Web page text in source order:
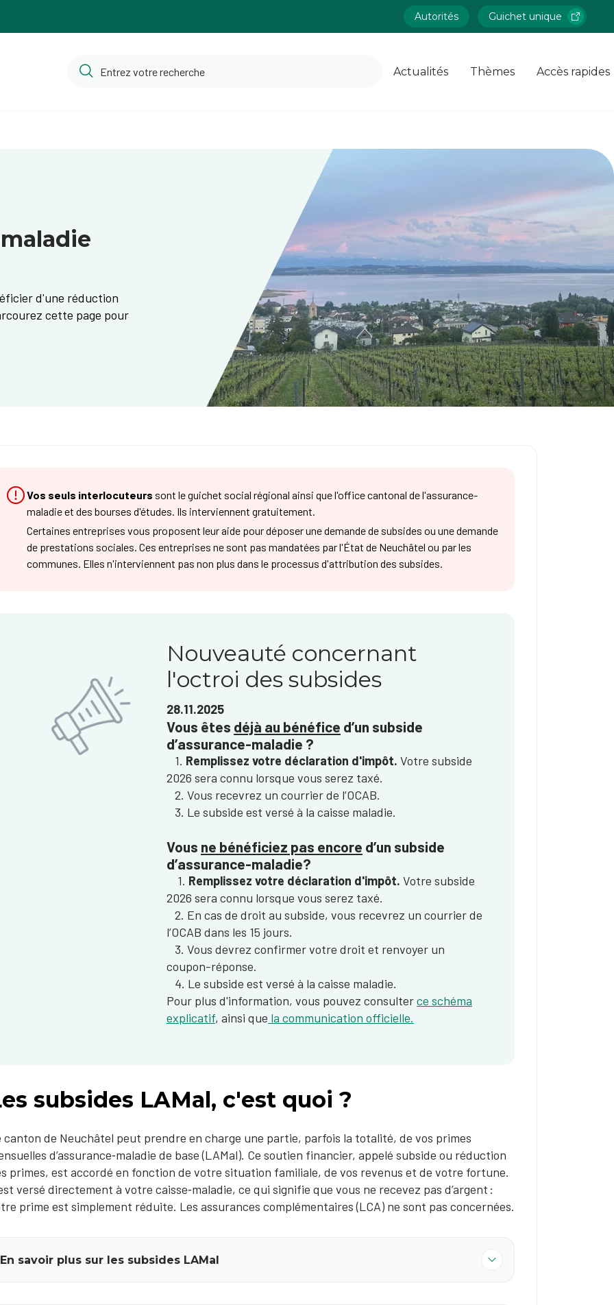
Autorités Guichet unique
Actualités Thèmes Accès rapides
d'une réduction
cette page pour
Vos seuls interlocuteurs sont le guichet social régional ainsi que l'office cantonal de l'assurance-
maladie et des bourses d'études. Ils interviennent gratuitement.
Certaines entreprises vous proposent leur aide pour déposer une demande de subsides ou une demande
de prestations sociales. Ces entreprises ne sont pas mandatées par l'État de Neuchâtel ou par les
communes. Elles n'interviennent pas non plus dans le processus d'attribution des subsides.​​
Nouveauté concernant
l'octroi des subsides
28.11.2025
Vous êtes déjà au bénéfice d’un subside
d’assurance-maladie ?
1. Remplissez votre déclaration d'impôt. Votre subside
2026 sera connu lorsque vous serez taxé.
2. Vous recevrez un courrier de l’OCAB.
3. Le subside est versé à la caisse maladie.
Vous ne bénéficiez pas encore d’un subside
d’assurance-maladie?
1. Remplissez votre déclaration d'impôt. Votre subside
2026 sera connu lorsque vous serez taxé.
2. En cas de droit au subside, vous recevrez un courrier de
l’OCAB dans les 15 jours.
3. Vous devrez confirmer votre droit et renvoyer un
coupon-réponse.
4. Le subside est versé à la caisse maladie.
Pour plus d'information, vous pouvez consulterce schéma
explicatif, ainsi que la communication officielle.
subsides LAMal, c'est quoi ?
canton de Neuchâtel peut prendre en charge une partie, parfois la totalité, de vos primes
d’assurance‑maladie de base (LAMal). Ce soutien financier, appelé subside ou réduction
primes, est accordé en fonction de votre situation familiale, de vos revenus et de votre fortune.
versé directement à votre caisse‑maladie, ce qui signifie que vous ne recevez pas d’argent :
prime est simplement réduite. Les assurances complémentaires (LCA) ne sont pas concernées.
En savoir plus sur les subsides LAMal